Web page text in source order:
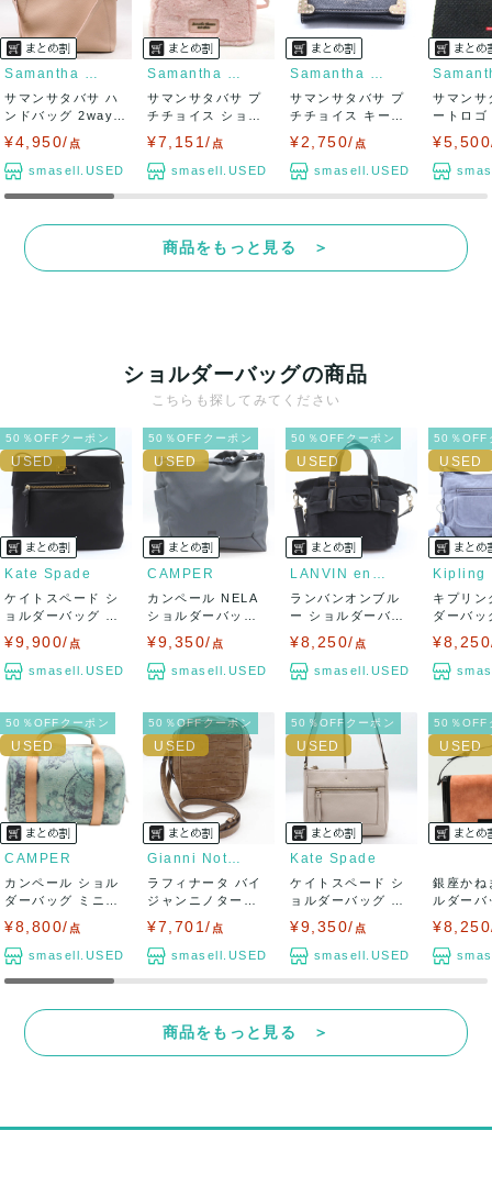
Samantha Thavasa
サマンサタバサ ハ
ンドバッグ 2way
¥4,950/ 点
smasell.USED
Samantha Thavasa
サマンサタバサ プ
チチョイス ショル
¥7,151/ 点
smasell.USED
Samantha Thavasa
サマンサタバサ プ
チチョイス キーケ
¥2,750/ 点
smasell.USED
サマンサ
ートロゴ
商品をもっと見る ＞
ショルダーバッグの商品
こちらも探してみてください
50％OFFクーポン
Kate Spade
ケイトスペード シ
ョルダーバッグ ナ
¥9,900/ 点
smasell.USED
50％OFFクーポン
CAMPER
カンペール NELA
ショルダーバッグ
¥9,350/ 点
smasell.USED
50％OFFクーポン
ランバンオンブル
ー ショルダーバッ
¥8,250/ 点
smasell.USED
50％OFF
Kipling
キプリン
ダーバッ
50％OFFクーポン
CAMPER
カンペール ショル
ダーバッグ ミニボ
¥8,800/ 点
smasell.USED
50％OFFクーポン
Gianni Notaro
ラフィナータ バイ
ジャンニノターロ
¥7,701/ 点
smasell.USED
50％OFFクーポン
Kate Spade
ケイトスペード シ
ョルダーバッグ レ
¥9,350/ 点
smasell.USED
50％OFF
銀座かね
ルダーバ
商品をもっと見る ＞